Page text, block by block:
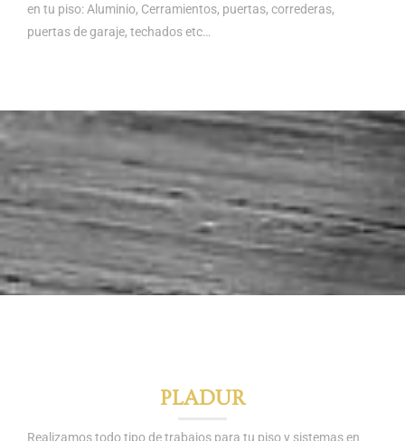
en tu piso: Aluminio, Cerramientos, puertas, correderas,
puertas de garaje, techados etc…
PLADUR
Realizamos todo tipo de trabajos para tu piso y sistemas en